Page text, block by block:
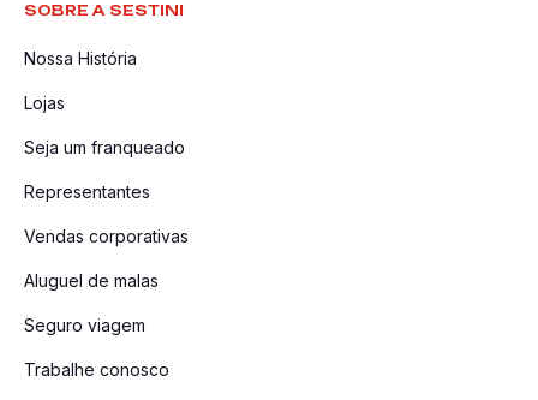
SOBRE A SESTINI
Nossa História
Lojas
Seja um franqueado
Representantes
Vendas corporativas
Aluguel de malas
Seguro viagem
Trabalhe conosco